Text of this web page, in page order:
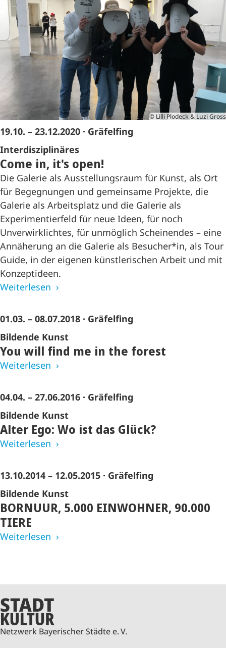
© Lilli Plodeck & Luzi Gross
19.10. – 23.12.2020 · Gräfelfing
Interdisziplinäres
Come in, it's open!
Die Galerie als Ausstellungsraum für Kunst, als Ort
für Begegnungen und gemeinsame Projekte, die
Galerie als Arbeitsplatz und die Galerie als
Experimentierfeld für neue Ideen, für noch
Unverwirklichtes, für unmöglich Scheinendes – eine
Annäherung an die Galerie als Besucher*in, als Tour
Guide, in der eigenen künstlerischen Arbeit und mit
Konzeptideen.
Weiterlesen
01.03. – 08.07.2018 · Gräfelfing
Bildende Kunst
You will find me in the forest
Weiterlesen
04.04. – 27.06.2016 · Gräfelfing
Bildende Kunst
Alter Ego: Wo ist das Glück?
Weiterlesen
13.10.2014 – 12.05.2015 · Gräfelfing
Bildende Kunst
BORNUUR, 5.000 EINWOHNER, 90.000
TIERE
Weiterlesen
Netzwerk Bayerischer Städte e. V.